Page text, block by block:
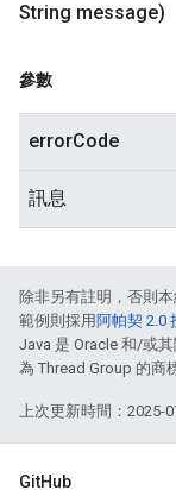
String message)
參數
errorCode
訊息
除非另有註明，否則
範例則採用 阿帕契 2.0
Java 是 Oracle 和/或
為 Thread Group 的商
上次更新時間：2025-
GitHub